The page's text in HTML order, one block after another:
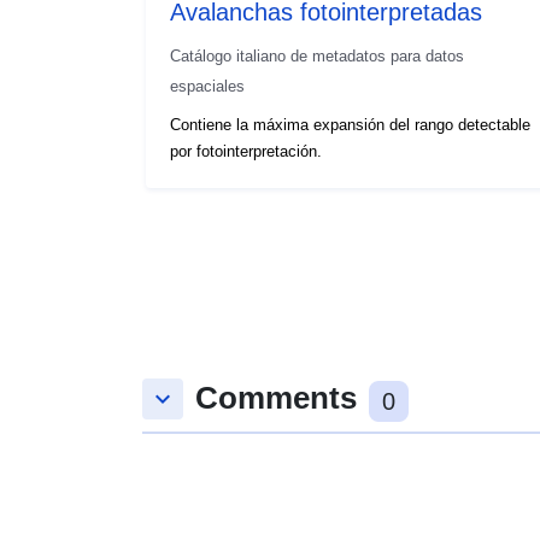
Avalanchas fotointerpretadas
Catálogo italiano de metadatos para datos
espaciales
Contiene la máxima expansión del rango detectable
por fotointerpretación.
keyboard_arrow_down Comments 0